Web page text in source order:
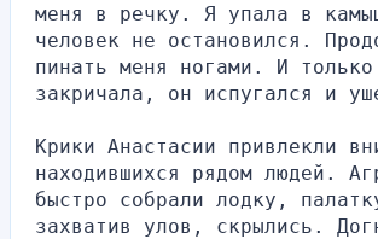
меня в речку. Я упала в
человек не остановился.
пинать меня ногами. И только
закричала, он испугался и
Крики Анастасии привлекли
находившихся рядом людей.
быстро собрали лодку,
захватив улов, скрылись.